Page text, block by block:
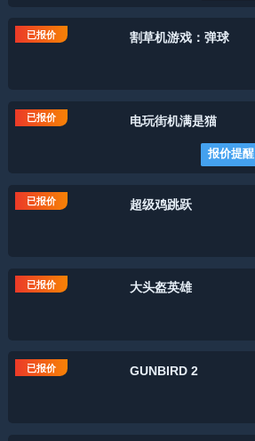
已报价 割草机游戏：弹球
已报价 电玩街机满是猫
报价提醒
已报价 超级鸡跳跃
已报价 大头盔英雄
已报价 GUNBIRD 2